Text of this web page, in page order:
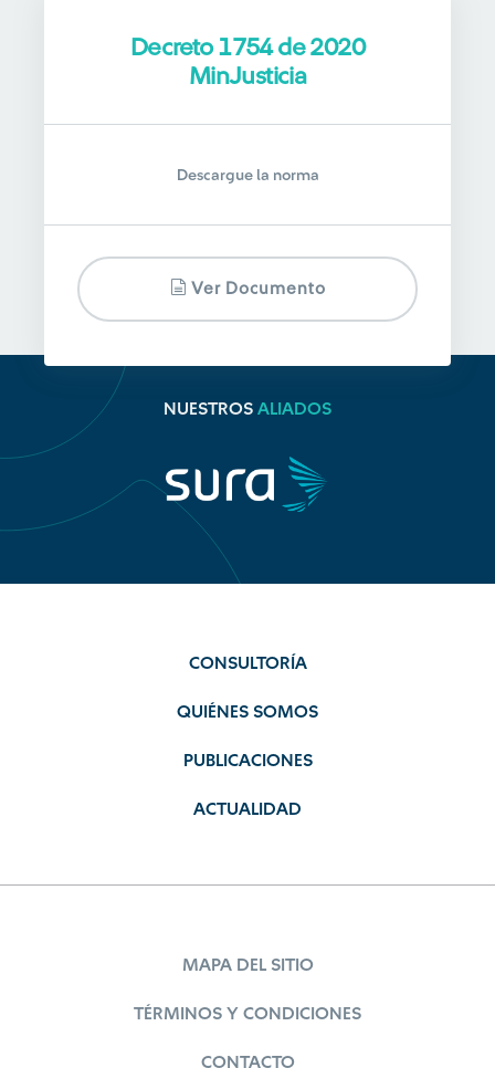
Decreto 1754 de 2020
MinJusticia
Descargue la norma
Ver Documento
NUESTROS ALIADOS
CONSULTORÍA
QUIÉNES SOMOS
PUBLICACIONES
ACTUALIDAD
MAPA DEL SITIO
TÉRMINOS Y CONDICIONES
CONTACTO